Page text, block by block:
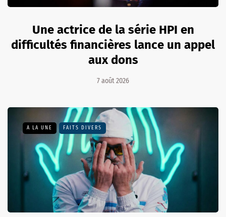
Une actrice de la série HPI en
difficultés financières lance un appel
aux dons
7 août 2026
A LA UNE FAITS DIVERS